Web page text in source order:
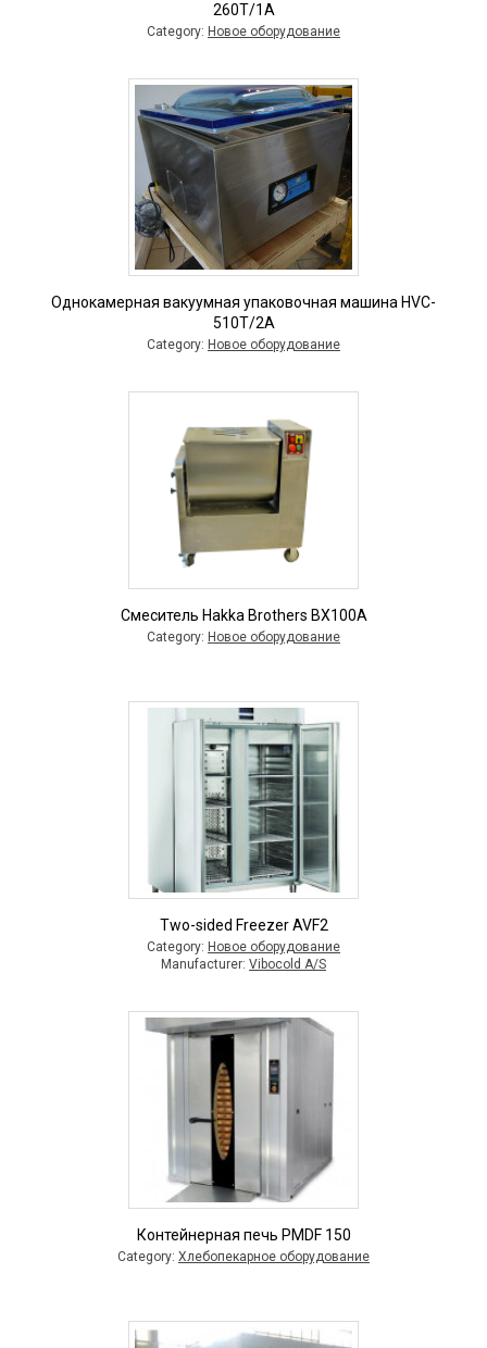
260T/1A
Category: Новое оборудование
Однокамерная вакуумная упаковочная машина HVC-
510T/2A
Category: Новое оборудование
Смеситель Hakka Brothers BX100A
Category: Новое оборудование
Two-sided Freezer AVF2
Category: Новое оборудование
Manufacturer: Vibocold A/S
Контейнерная печь PMDF 150
Category: Хлебопекарное оборудование